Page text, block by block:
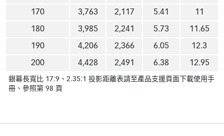
170 3,763 2,117 5.41 11
180 3,985 2,241 5.73 11.65
190 4,206 2,366 6.05 12.3
200 4,428 2,491 6.38 12.95
銀幕長寬比 17:9、2.35:1 投影距離表請至產品支援頁面下載使用手
冊、參照第 98 頁